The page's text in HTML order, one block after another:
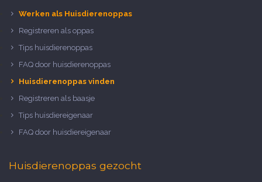
Werken als Huisdierenoppas
Registreren als oppas
Tips huisdierenoppas
FAQ door huisdierenoppas
Huisdierenoppas vinden
Registreren als baasje
Tips huisdiereigenaar
FAQ door huisdiereigenaar
Huisdierenoppas gezocht